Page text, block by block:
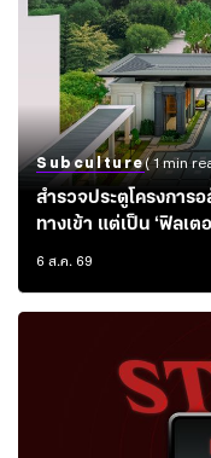
Subculture( 1 min
สำรวจประตูโครงการ
ทางเข้า แต่เป็น ‘ฟิลเ
6 ส.ค. 69